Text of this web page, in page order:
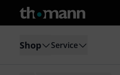
Shop Service